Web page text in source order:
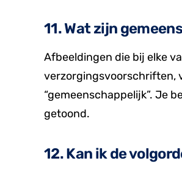
11. Wat zijn
Afbeeldingen die bij elke
verzorgingsvoorschriften,
“gemeenschappelijk”. Je
getoond.
12. Kan ik de